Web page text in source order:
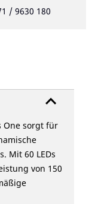
/ 9630 180
One sorgt für
Mit 60 LEDs
von 150